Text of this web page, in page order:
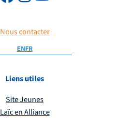
Nous contacter
ENFR
Liens utiles
Site Jeunes
Laïc en Alliance